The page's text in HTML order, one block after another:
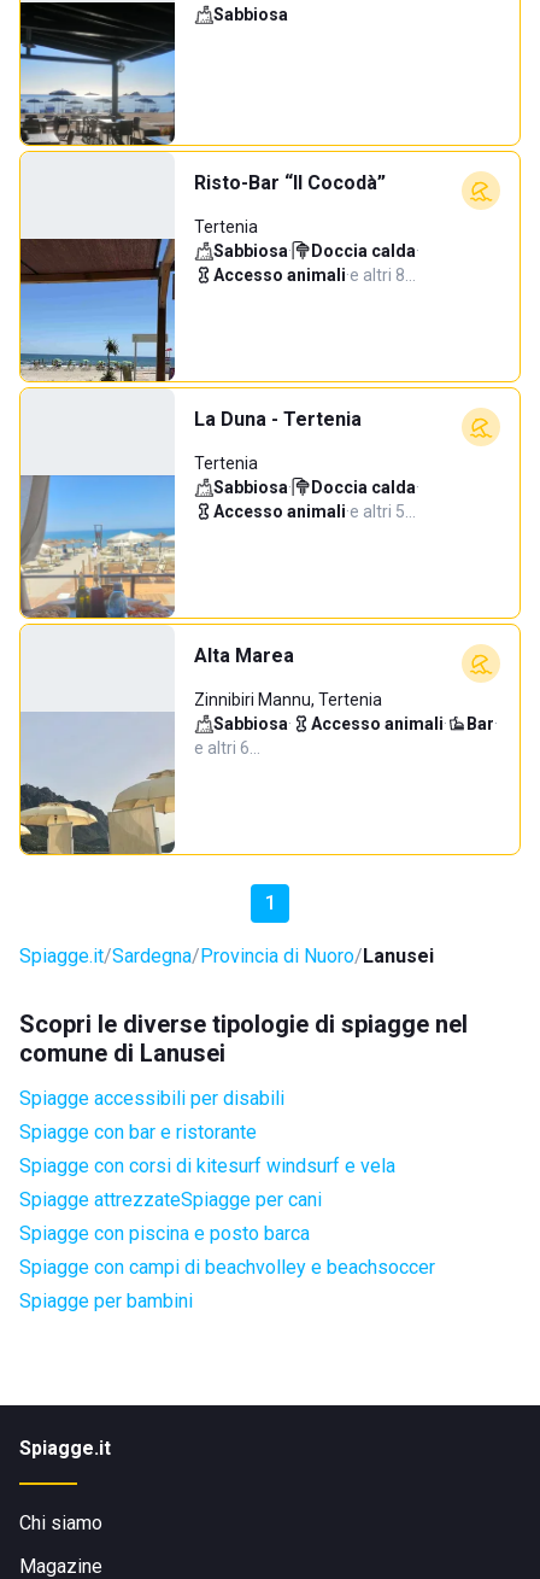
Sabbiosa
Risto-Bar “Il Cocodà”
Tertenia
Sabbiosa· Doccia calda·
Accesso animali·e altri 8…
La Duna - Tertenia
Tertenia
Sabbiosa· Doccia calda·
Accesso animali·e altri 5…
Alta Marea
Zinnibiri Mannu, Tertenia
Sabbiosa· Accesso animali· Bar·
e altri 6…
1
Spiagge.it Sardegna Provincia di Nuoro Lanusei
Scopri le diverse tipologie di spiagge nel
comune di Lanusei
Spiagge accessibili per disabili
Spiagge con bar e ristorante
Spiagge con corsi di kitesurf windsurf e vela
Spiagge attrezzateSpiagge per cani
Spiagge con piscina e posto barca
Spiagge con campi di beachvolley e beachsoccer
Spiagge per bambini
Spiagge.it
Chi siamo
Magazine